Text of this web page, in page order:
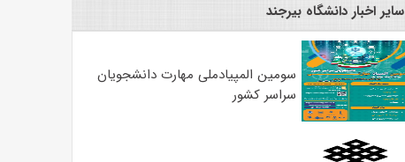
سایر اخبار دانشگاه بیرجند
سومین المپیادملی مهارت دانشجویان
سراسر کشور